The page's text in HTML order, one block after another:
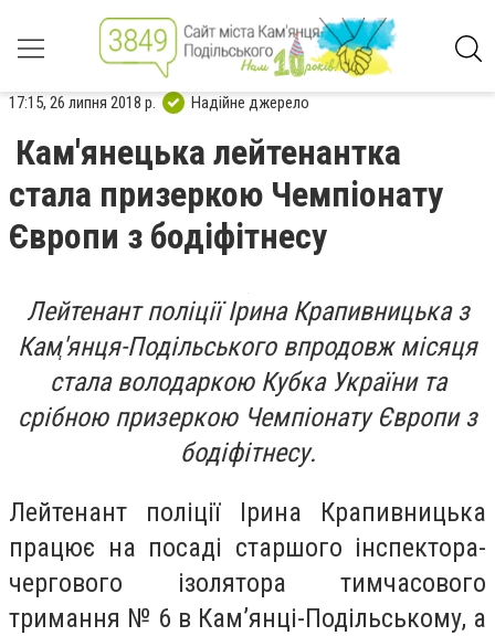
17:15, 26 липня 2018 р. Надійне джерело
Кам'янецька лейтенантка
стала призеркою Чемпіонату
Європи з бодіфітнесу
Лейтенант поліції Ірина Крапивницька з
Камְ'янця-Подільського впродовж місяця
стала володаркою Кубка України та
срібною призеркою Чемпіонату Європи з
бодіфітнесу.
Лейтенант поліції Ірина Крапивницька
працює на посаді старшого інспектора-
чергового ізолятора тимчасового
тримання № 6 в Кам’янці-Подільському, а